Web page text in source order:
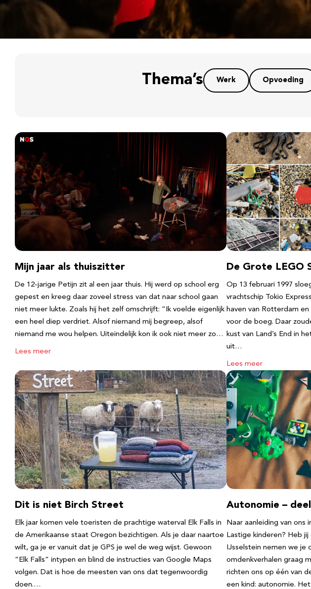
Thema’s Werk Opvoeding
Mijn jaar als thuiszitter
De 12-jarige Petijn zit al een jaar thuis. Hij werd op school erg
gepest en kreeg daar zoveel stress van dat naar school gaan
niet meer lukte. Zoals hij het zelf omschrijft: “Ik voelde eigenlijk
een heel diep verdriet. Alsof niemand mij begreep, alsof
niemand me wou helpen. Uiteindelijk kon ik ook niet meer zo…
Lees meer
De Grote LEGO
Op 13 februari 1997
vrachtschip Tokio
haven van Rotterdam en
voor de boeg. Daar
kust van Land’s End in
uit…
Lees meer
Dit is niet Birch Street
Elk jaar komen vele toeristen de prachtige waterval Elk Falls in
de Amerikaanse staat Oregon bezichtigen. Als je daar naartoe
wilt, ga je er vanuit dat je GPS je wel de weg wijst. Gewoon
“Elk Falls” intypen en blind de instructies van Google Maps
volgen. Dat is hoe de meesten van ons dat tegenwoordig
doen.…
Autonomie –
Naar aanleiding van ons
Lastige kinderen? Heb
IJsselstein nemen we je
omdenkverhalen graag
richten ons op één van
een kind: autonomie.